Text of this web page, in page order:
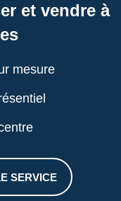
et vendre à
:
mesure
SERVICE
PARVIS DES